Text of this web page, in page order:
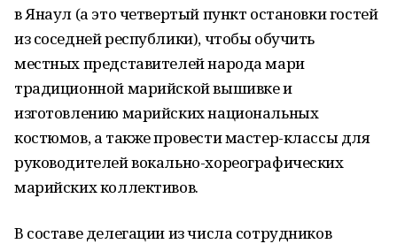
в Янаул (а это четвертый пункт остановки гостей
из соседней республики), чтобы обучить
местных представителей народа мари
традиционной марийской вышивке и
изготовлению марийских национальных
костюмов, а также провести мастер-классы для
руководителей вокально-хореографических
марийских коллективов.
В составе делегации из числа сотрудников